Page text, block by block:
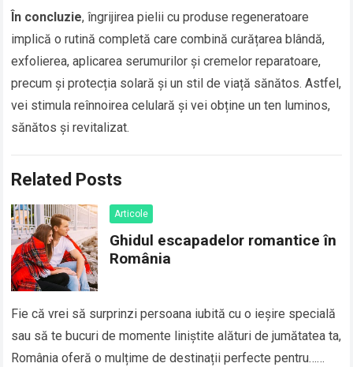
În concluzie, îngrijirea pielii cu produse regeneratoare
implică o rutină completă care combină curățarea blândă,
exfolierea, aplicarea serumurilor și cremelor reparatoare,
precum și protecția solară și un stil de viață sănătos. Astfel,
vei stimula reînnoirea celulară și vei obține un ten luminos,
sănătos și revitalizat.
Related Posts
Articole
Ghidul escapadelor romantice în
România
Fie că vrei să surprinzi persoana iubită cu o ieșire specială
sau să te bucuri de momente liniștite alături de jumătatea ta,
România oferă o mulțime de destinații perfecte pentru…